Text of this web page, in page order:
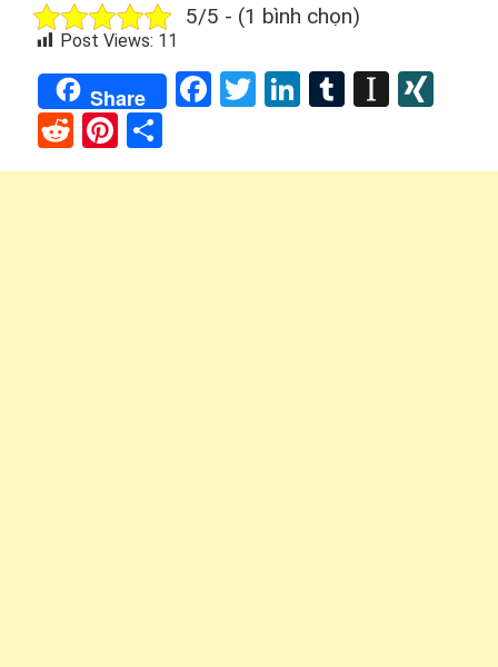
5/5 - (1 bình chọn)
Post Views: 11
Share Facebook
TwitterLinkedIn
Tumblr
RedditPinterest